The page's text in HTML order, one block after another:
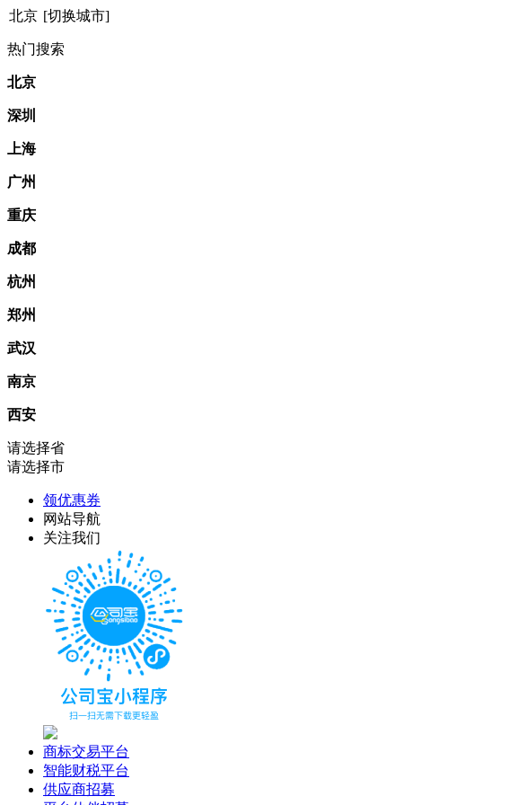
北京 [切换城市]
热门搜索
北京
深圳
上海
广州
重庆
成都
杭州
郑州
武汉
南京
西安
请选择省
请选择市
领优惠券
网站导航
关注我们
商标交易平台
智能财税平台
供应商招募